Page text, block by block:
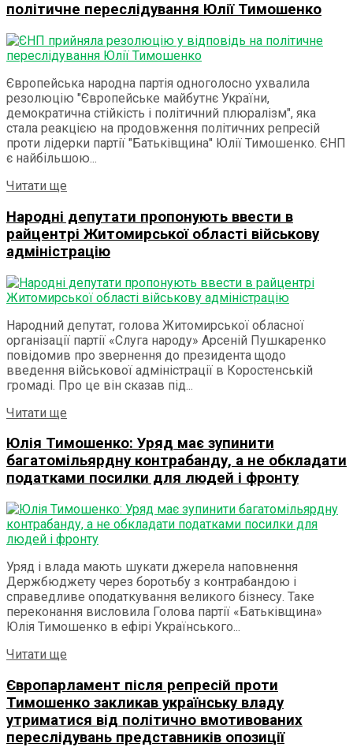
політичне переслідування Юлії Тимошенко
Європейська народна партія одноголосно ухвалила
резолюцію "Європейське майбутнє України,
демократична стійкість і політичний плюралізм", яка
стала реакцією на продовження політичних репресій
проти лідерки партії "Батьківщина" Юлії Тимошенко. ЄНП
є найбільшою...
Читати ще
Народні депутати пропонують ввести в
райцентрі Житомирської області військову
адміністрацію
Народний депутат, голова Житомирської обласної
організації партії «Слуга народу» Арсеній Пушкаренко
повідомив про звернення до президента щодо
введення військової адміністрації в Коростенській
громаді. Про це він сказав під...
Читати ще
Юлія Тимошенко: Уряд має зупинити
багатомільярдну контрабанду, а не обкладати
податками посилки для людей і фронту
Уряд і влада мають шукати джерела наповнення
Держбюджету через боротьбу з контрабандою і
справедливе оподаткування великого бізнесу. Таке
переконання висловила Голова партії «Батьківщина»
Юлія Тимошенко в ефірі Українського...
Читати ще
Європарламент після репресій проти
Тимошенко закликав українську владу
утриматися від політично вмотивованих
переслідувань представників опозиції